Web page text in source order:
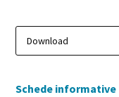
Schede informative